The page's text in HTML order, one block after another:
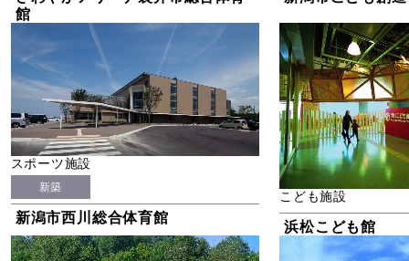
館
スポーツ施設
新築
新潟市西川総合体育館
こども施設
浜松こども館